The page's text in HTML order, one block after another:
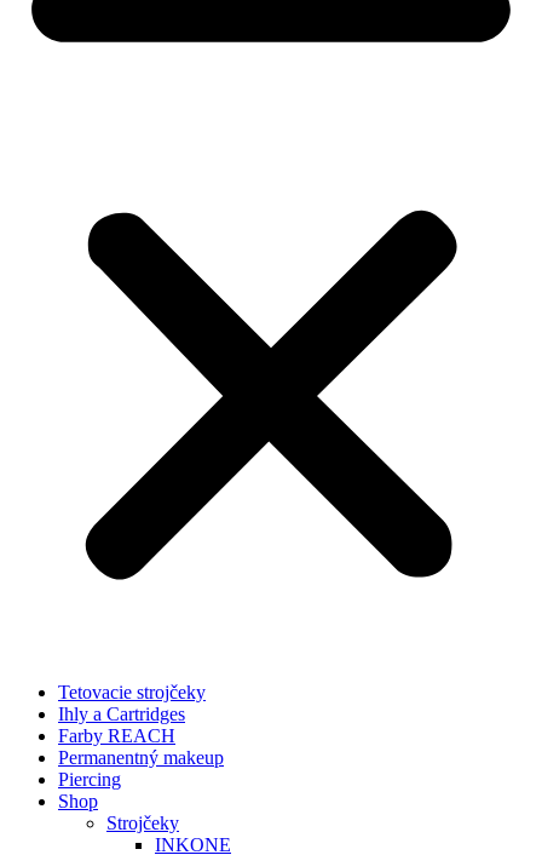
Tetovacie strojčeky
Ihly a Cartridges
Farby REACH
Permanentný makeup
Piercing
Shop
Strojčeky
INKONE